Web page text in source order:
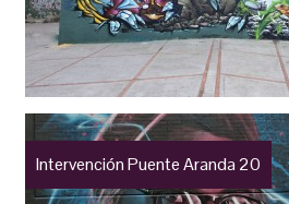
Intervención Puente Aranda 20